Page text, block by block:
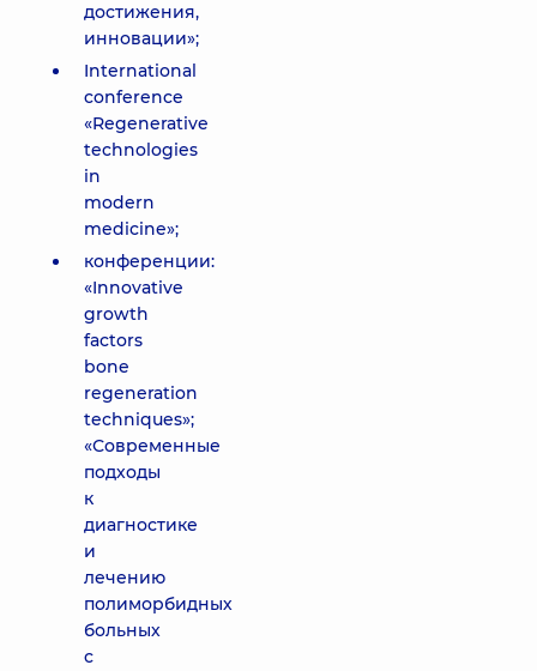
достижения,
инновации»;
International
conference
«Regenerative
technologies
in
modern
medicine»;
конференции:
«Innovative
growth
factors
bone
regeneration
techniques»;
«Современные
подходы
к
диагностике
и
лечению
полиморбидных
больных
с